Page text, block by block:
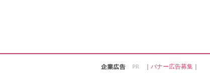
｜ バナー広告募集 ｜